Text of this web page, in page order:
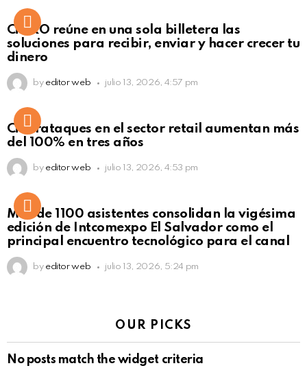
Not Safe For Work
Click to view this post
CiNKO reúne en una sola billetera las
soluciones para recibir, enviar y hacer crecer tu
dinero
by editor web julio 13, 2026, 4:57 pm
Ciberataques en el sector retail aumentan más
del 100% en tres años
by editor web julio 13, 2026, 4:53 pm
Más de 1100 asistentes consolidan la vigésima
edición de Intcomexpo El Salvador como el
principal encuentro tecnológico para el canal
by editor web julio 13, 2026, 5:24 pm
OUR PICKS
No posts match the widget criteria